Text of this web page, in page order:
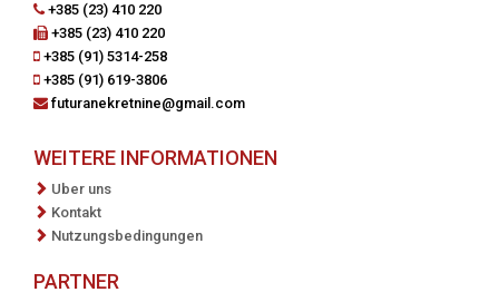
+385 (23) 410 220
+385 (23) 410 220
+385 (91) 5314-258
+385 (91) 619-3806
futuranekretnine@gmail.com
WEITERE INFORMATIONEN
Uber uns
Kontakt
Nutzungsbedingungen
PARTNER